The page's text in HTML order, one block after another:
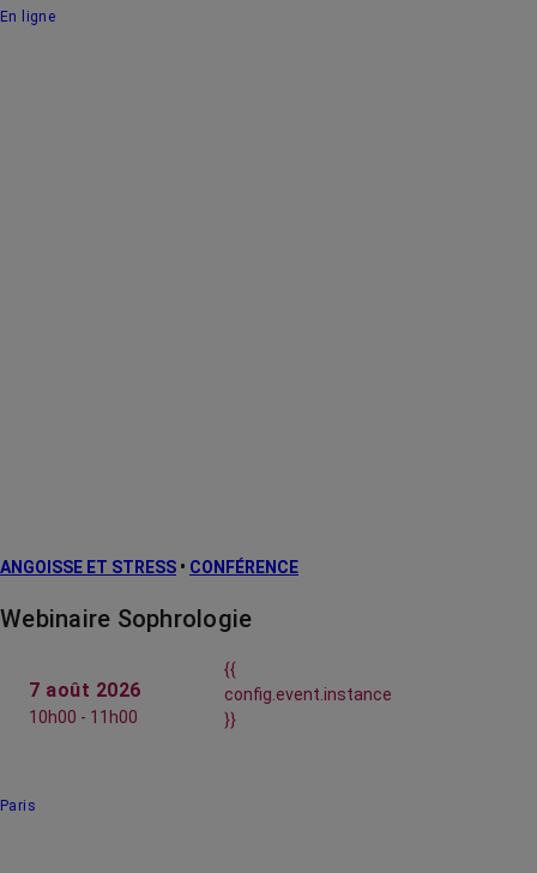
En ligne
ANGOISSE ET STRESS • CONFÉRENCE
Webinaire Sophrologie
7 août 2026
10h00 - 11h00
{{
config.event.instance
}}
Paris